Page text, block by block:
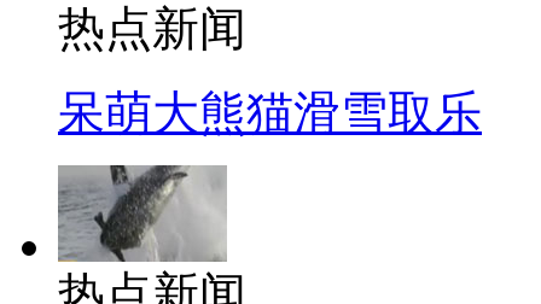
热点新闻
呆萌大熊猫滑雪取乐
热点新闻